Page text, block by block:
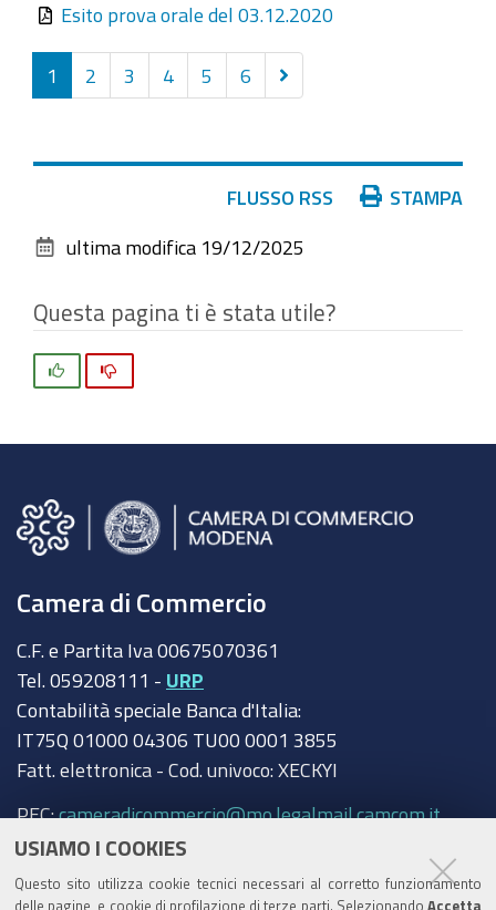
USIAMO I COOKIES
Questo sito utilizza cookie tecnici necessari al corretto funzionamento
delle pagine, e cookie di profilazione di terze parti. Selezionando Accetta
Esito prova orale del 03.12.2020
1 2 3 4 5 6
Successivi
20
documento
FLUSSO RSS STAMPA
ultima modifica 19/12/2025
Questa pagina ti è stata utile?
Camera di Commercio
C.F. e Partita Iva 00675070361
Tel. 059208111 - URP
Contabilità speciale Banca d'Italia:
IT75Q 01000 04306 TU00 0001 3855
Fatt. elettronica - Cod. univoco: XECKYI
PEC:cameradicommercio@mo.legalmail.camcom.it
Trasparenza
Amministrazione trasparente